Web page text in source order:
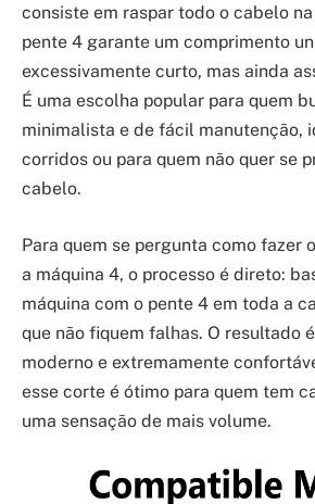
consiste em raspar todo o cabelo
pente 4 garante um comprimento
excessivamente curto, mas ainda
É uma escolha popular para quem
minimalista e de fácil manutenção,
corridos ou para quem não quer se
cabelo.
Para quem se pergunta como fazer
a máquina 4, o processo é direto:
máquina com o pente 4 em toda a
que não fiquem falhas. O resultado
moderno e extremamente
esse corte é ótimo para quem tem
uma sensação de mais volume.